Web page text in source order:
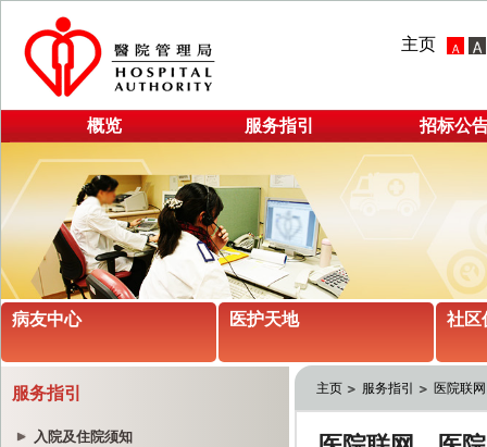
主页
概览 服务指引 招标公
病友中心 医护天地 社区
服务指引
入院及住院须知
主页 服务指引 医院联